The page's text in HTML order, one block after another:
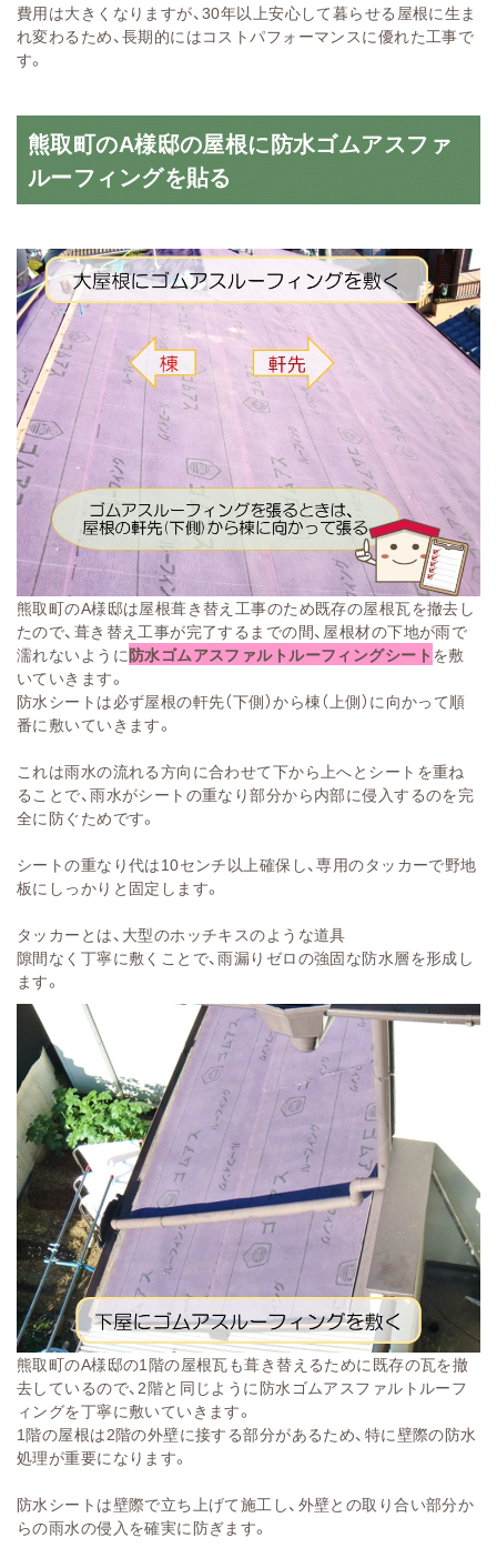
費用は大きくなりますが、30年以上安心して暮らせる屋根に生ま
れ変わるため、長期的にはコストパフォーマンスに優れた工事で
す。
熊取町のA様邸の屋根に防水ゴムアスファ
ルーフィングを貼る
熊取町のA様邸は屋根葺き替え工事のため既存の屋根瓦を撤去し
たので、葺き替え工事が完了するまでの間、屋根材の下地が雨で
濡れないように防水ゴムアスファルトルーフィングシート を敷
いていきます。
防水シートは必ず屋根の軒先（下側）から棟（上側）に向かって順
番に敷いていきます。
これは雨水の流れる方向に合わせて下から上へとシートを重ね
ることで、雨水がシートの重なり部分から内部に侵入するのを完
全に防ぐためです。
シートの重なり代は10センチ以上確保し、専用のタッカーで野地
板にしっかりと固定します。
タッカーとは、大型のホッチキスのような道具
隙間なく丁寧に敷くことで、雨漏りゼロの強固な防水層を形成し
ます。
熊取町のA様邸の1階の屋根瓦も葺き替えるために既存の瓦を撤
去しているので、2階と同じように防水ゴムアスファルトルーフ
ィングを丁寧に敷いていきます。
1階の屋根は2階の外壁に接する部分があるため、特に壁際の防水
処理が重要になります。
防水シートは壁際で立ち上げて施工し、外壁との取り合い部分か
らの雨水の侵入を確実に防ぎます。